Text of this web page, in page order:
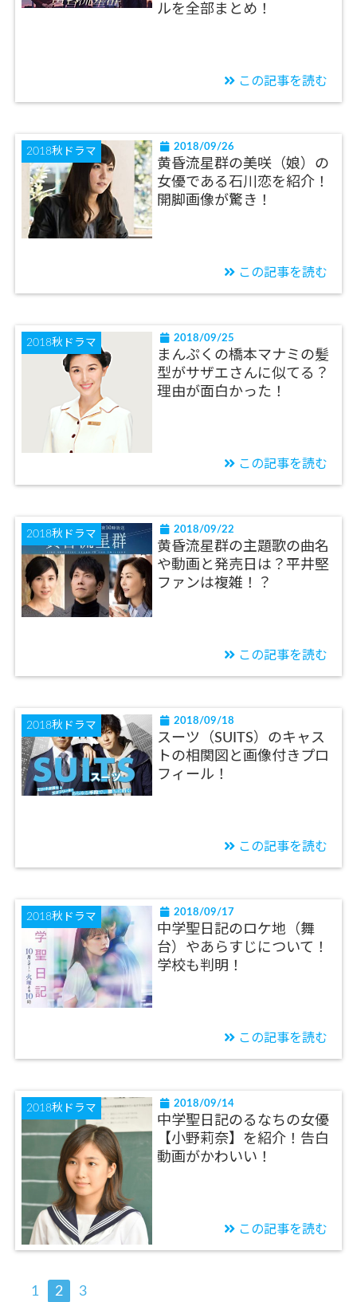
ルを全部まとめ！
この記事を読む
2018秋ドラマ 2018/09/26
黄昏流星群の美咲（娘）の
女優である石川恋を紹介！
開脚画像が驚き！
この記事を読む
2018秋ドラマ 2018/09/25
まんぷくの橋本マナミの髪
型がサザエさんに似てる？
理由が面白かった！
この記事を読む
2018秋ドラマ 2018/09/22
黄昏流星群の主題歌の曲名
や動画と発売日は？平井堅
ファンは複雑！？
この記事を読む
2018秋ドラマ 2018/09/18
スーツ（SUITS）のキャス
トの相関図と画像付きプロ
フィール！
この記事を読む
2018秋ドラマ 2018/09/17
中学聖日記のロケ地（舞
台）やあらすじについて！
学校も判明！
この記事を読む
2018秋ドラマ 2018/09/14
中学聖日記のるなちの女優
【小野莉奈】を紹介！告白
動画がかわいい！
この記事を読む
1 2 3